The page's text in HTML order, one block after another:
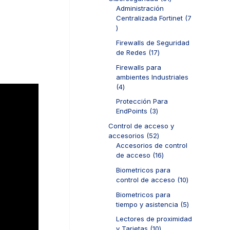
t
o
s
d
u
c
o
s
p
r
o
d
u
c
o
s
p
d
t
Administración
Centralizada Fortinet
7
7
r
o
d
u
c
o
s
Firewalls de Seguridad
de Redes
171
p
r
d
u
t
o
s
Firewalls para
ambientes Industriales
44
r
o
d
u
c
t
s
Protección Para
EndPoints
33
r
o
d
u
c
t
s
Control de acceso y
accesorios
525
2
p
o
d
u
c
o
Accesorios de control
de acceso
161
p
r
o
d
c
Biometricos para
control de acceso
101
r
o
Biometricos para
tiempo y asistencia
55
r
Lectores de proximidad
1